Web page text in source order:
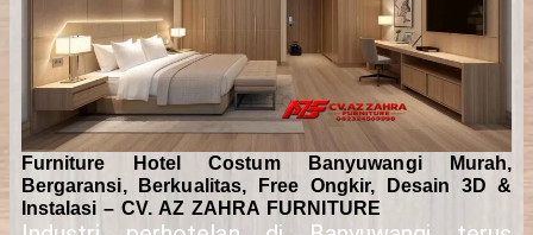
Furniture Hotel Costum Banyuwangi Murah,
Bergaransi, Berkualitas, Free Ongkir, Desain 3D &
Instalasi – CV. AZ ZAHRA FURNITURE